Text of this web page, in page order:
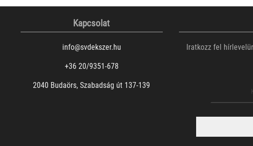
Kapcsolat
info@svdekszer.hu
+36 20/9351-678
2040 Budaörs, Szabadság út 137-139
Iratkozz fel